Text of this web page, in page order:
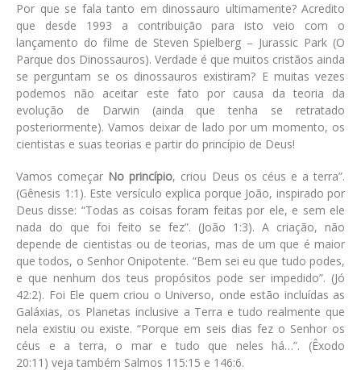
Por que se fala tanto em dinossauro ultimamente? Acredito
que desde 1993 a contribuição para isto veio com o
lançamento do filme de Steven Spielberg – Jurassic Park (O
Parque dos Dinossauros). Verdade é que muitos cristãos ainda
se perguntam se os dinossauros existiram? E muitas vezes
podemos não aceitar este fato por causa da teoria da
evolução de Darwin (ainda que tenha se retratado
posteriormente). Vamos deixar de lado por um momento, os
cientistas e suas teorias e partir do princípio de Deus!
Vamos começar No princípio, criou Deus os céus e a terra”.
(Gênesis 1:1). Este versículo explica porque João, inspirado por
Deus disse: “Todas as coisas foram feitas por ele, e sem ele
nada do que foi feito se fez”. (João 1:3). A criação, não
depende de cientistas ou de teorias, mas de um que é maior
que todos, o Senhor Onipotente. “Bem sei eu que tudo podes,
e que nenhum dos teus propósitos pode ser impedido”. (Jó
42:2). Foi Ele quem criou o Universo, onde estão incluídas as
Galáxias, os Planetas inclusive a Terra e tudo realmente que
nela existiu ou existe.“Porque em seis dias fez o Senhor os
céus e a terra, o mar e tudo que neles há…”. (Êxodo
20:11) veja também Salmos 115:15 e 146:6.